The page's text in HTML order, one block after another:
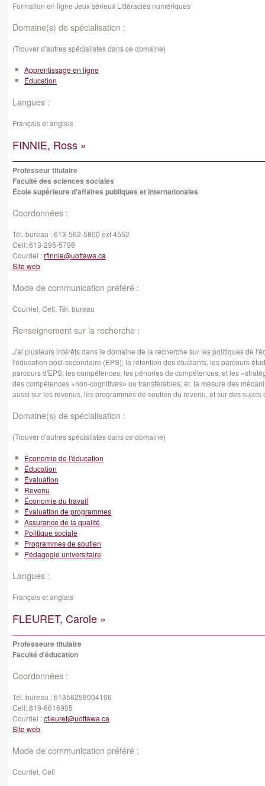
Formation en ligne Jeux sérieux Littéracies numériques
Domaine(s) de spécialisation :
(Trouver d'autres spécialistes dans ce domaine)
Apprentissage en ligne
Éducation
Langues :
Français et anglais
FINNIE, Ross »
Professeur titulaire
Faculté des sciences sociales
École supérieure d'affaires publiques et internationales
Coordonnées :
Tél. bureau :613-562-5800 ext 4552
Cell:613-295-5798
Courriel :rfinnie@uottawa.ca
Site web
Mode de communication préféré :
Courriel, Cell, Tél. bureau
Renseignement sur la recherche :
J'ai plusieurs intérêts dans le domaine de la recherche sur les politiques de
l'éducation post-secondaire (EPS); la rétention des étudiants, les parcours
parcours d'EPS; les compétences, les pénuries de compétences, et les
des compétences «non-cognitives» ou transférables; et la mesure des
aussi sur les revenus, les programmes de soutien du revenu, et sur des
Domaine(s) de spécialisation :
(Trouver d'autres spécialistes dans ce domaine)
Économie de l'éducation
Éducation
Évaluation
Revenu
Économie du travail
Évaluation de programmes
Assurance de la qualité
Politique sociale
Programmes de soutien
Pédagogie universitaire
Langues :
Français et anglais
FLEURET, Carole »
Professeure titulaire
Faculté d'éducation
Coordonnées :
Tél. bureau :61356258004106
Cell:819-6616905
Courriel :cfleuret@uottawa.ca
Site web
Mode de communication préféré :
Courriel, Cell